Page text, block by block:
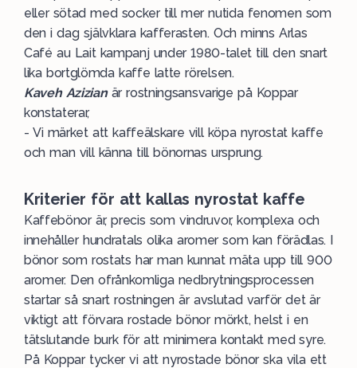
eller sötad med socker till mer nutida fenomen som
den i dag självklara kafferasten. Och minns Arlas
Café au Lait kampanj under 1980-talet till den snart
lika bortglömda kaffe latte rörelsen.
Kaveh Azizian är rostningsansvarige på Koppar
konstaterar,
- Vi märket att kaffeälskare vill köpa nyrostat kaffe
och man vill känna till bönornas ursprung.
Kriterier för att kallas nyrostat kaffe
Kaffebönor är, precis som vindruvor, komplexa och
innehåller hundratals olika aromer som kan förädlas. I
bönor som rostats har man kunnat mäta upp till 900
aromer. Den ofrånkomliga nedbrytningsprocessen
startar så snart rostningen är avslutad varför det är
viktigt att förvara rostade bönor mörkt, helst i en
tätslutande burk för att minimera kontakt med syre.
På Koppar tycker vi att nyrostade bönor ska vila ett